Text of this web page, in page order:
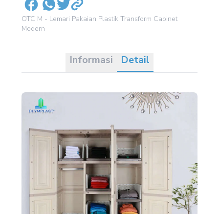
OTC M - Lemari Pakaian Plastik Transform Cabinet
Modern
Informasi Detail